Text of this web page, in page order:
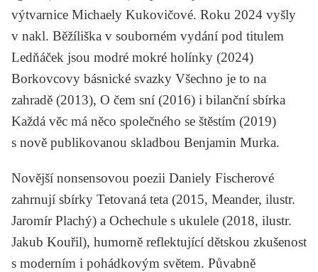
výtvarnice Michaely Kukovičové. Roku 2024 vyšly
v nakl. Běžíliška v souborném vydání pod titulem
Ledňáček jsou modré mokré holínky (2024)
Borkovcovy básnické svazky Všechno je to na
zahradě (2013), O čem sní (2016) i bilanční sbírka
Každá věc má něco společného se štěstím (2019)
s nově publikovanou skladbou Benjamin Murka.
Novější nonsensovou poezii Daniely Fischerové
zahrnují sbírky Tetovaná teta (2015, Meander, ilustr.
Jaromír Plachý) a Ochechule s ukulele (2018, ilustr.
Jakub Kouřil), humorně reflektující dětskou zkušenost
s moderním i pohádkovým světem. Půvabně